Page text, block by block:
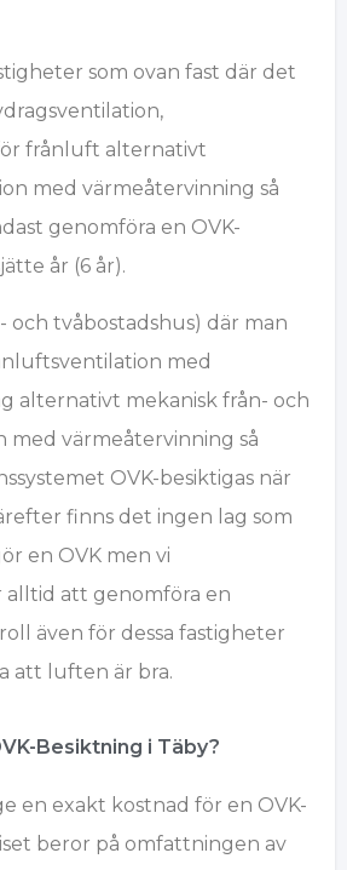
som ovan fast där det
frånluft alternativt
med värmeåtervinning så
genomföra en OVK-
år (6 år).
och tvåbostadshus) där man
med
alternativt mekanisk från- och
värmeåtervinning så
OVK-besiktigas när
finns det ingen lag som
en OVK men vi
alltid att genomföra en
även för dessa fastigheter
att luften är bra.
Besiktning i Täby?​
en exakt kostnad för en OVK-
beror på omfattningen av